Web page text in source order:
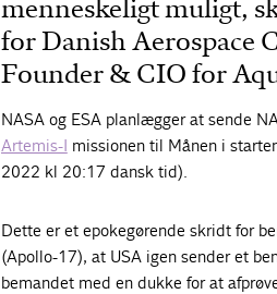
menneskeligt muligt,
for Danish Aerospace
Founder & CIO for
NASA og ESA planlægger at sende
Artemis-I missionen til Månen i
2022 kl 20:17 dansk tid).
Dette er et epokegørende skridt for
(Apollo-17), at USA igen sender et
bemandet med en dukke for at